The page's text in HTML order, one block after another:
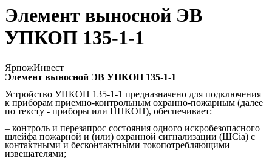
Элемент выносной ЭВ
УПКОП 135-1-1
ЯрпожИнвест
Элемент выносной ЭВ УПКОП 135-1-1
Устройство УПКОП 135-1-1 предназначено для подключения
к приборам приемно-контрольным охранно-пожарным (далее
по тексту - приборы или ППКОП), обеспечивает:
– контроль и перезапрос состояния одного искробезопасного
шлейфа пожарной и (или) охранной сигнализации (ШСia) с
контактными и бесконтактными токопотребляющими
извещателями;